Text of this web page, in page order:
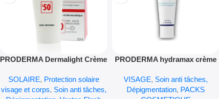
PRODERMA Dermalight Crème
50ml
SOLAIRE, Protection solaire
visage et corps, Soin anti tâches,
PRODERMA hydramax crème
VISAGE, Soin anti tâches,
Dépigmentation, PACKS